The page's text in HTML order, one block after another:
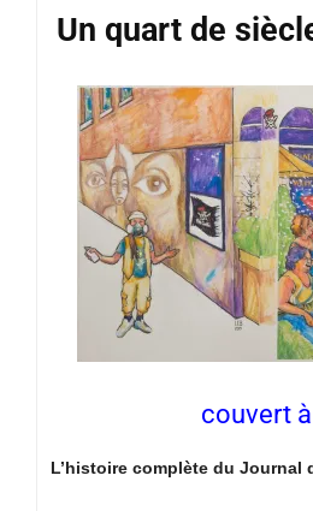
Un quart de
couvert à
L’histoire complète du Journal